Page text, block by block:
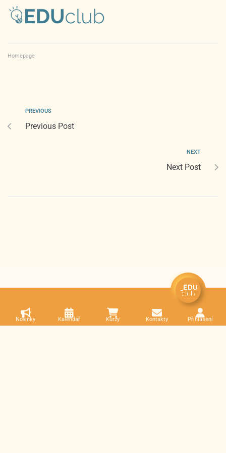
Homepage
PREVIOUS
Previous Post
NEXT
Next Post
Novinky Kalendář Kurzy Kontakty Přihlášení